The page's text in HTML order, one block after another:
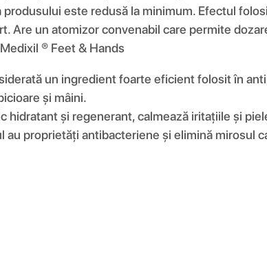
produsului este redusă la minimum. Efectul
Are un atomizor convenabil care permite
® Feet & Hands
un ingredient foarte eficient folosit în
și mâini.
hidratant și regenerant, calmează iritațiile și
au proprietăți antibacteriene și elimină mirosul